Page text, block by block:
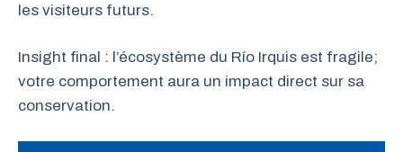
les visiteurs futurs.
Insight final : l’écosystème du Río Irquis est fragile;
votre comportement aura un impact direct sur sa
conservation.